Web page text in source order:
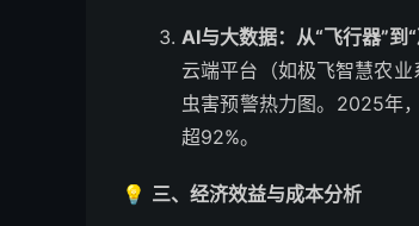
AI与大数据：从“飞行器”到
云端平台（如极飞智慧农
虫害预警热力图。2025年
超92%。
💡 三、经济效益与成本分析